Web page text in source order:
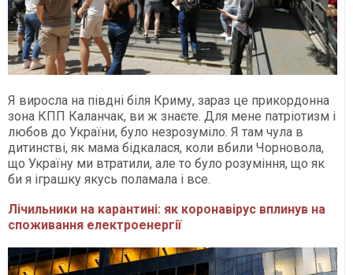
Я виросла на півдні біля Криму, зараз це прикордонна
зона КПП Каланчак, ви ж знаєте. Для мене патріотизм і
любов до України, було незрозуміло. Я там чула в
дитинстві, як мама бідкалася, коли вбили Чорновола,
що Україну ми втратили, але то було розуміння, що як
би я іграшку якусь поламала і все.
Лічильники на карантині: як коронавірус вплинув на
споживання електроенергії